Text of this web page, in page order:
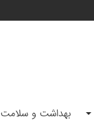
بهداشت و سلامت